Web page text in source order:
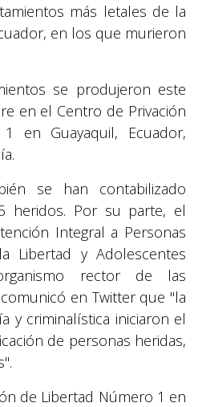
más letales de la
en los que murieron
se produjeron este
en el Centro de Privación
en Guayaquil, Ecuador,
se han contabilizado
heridos. Por su parte, el
Integral a Personas
Libertad y Adolescentes
rector de las
en Twitter que "la
y criminalística iniciaron el
de personas heridas,
de Libertad Número 1 en